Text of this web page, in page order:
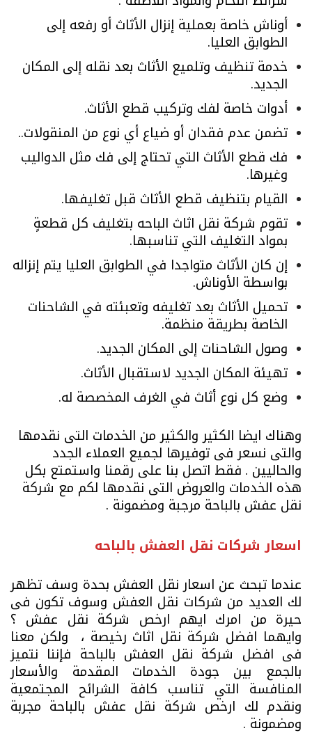
أوناش خاصة بعملية إنزال الأثاث أو رفعه إلى
الطوابق العليا.
خدمة تنظيف وتلميع الأثاث بعد نقله إلى المكان
الجديد.
أدوات خاصة لفك وتركيب قطع الأثاث.
تضمن عدم فقدان أو ضياع أي نوع من المنقولات..
فك قطع الأثاث التي تحتاج إلى فك مثل الدواليب
وغيرها.
القيام بتنظيف قطع الأثاث قبل تغليفها.
تقوم شركة نقل اثاث الباحه بتغليف كل قطعةٍ
بمواد التغليف التي تناسبها.
إن كان الأثاث متواجدا في الطوابق العليا يتم إنزاله
بواسطة الأوناش.
تحميل الأثاث بعد تغليفه وتعبئته في الشاحنات
الخاصة بطريقة منظمة.
وصول الشاحنات إلى المكان الجديد.
تهيئة المكان الجديد لاستقبال الأثاث.
وضع كل نوع أثاث في الغرف المخصصة له.
وهناك ايضا الكثير والكثير من الخدمات التى نقدمها
والتى نسعر فى توفيرها لجميع العملاء الجدد
والحاليين . فقط اتصل بنا على رقمنا واستمتع بكل
هذه الخدمات والعروض التى نقدمها لكم مع شركة
نقل عفش بالباحة مرجبة ومضمونة .
اسعار شركات نقل العفش بالباحه
عندما تبحث عن اسعار نقل العفش بحدة وسف تظهر
لك العديد من شركات نقل العفش وسوف تكون فى
حيرة من امرك ايهم ارخص شركة نقل عفش ؟
وايهما افضل شركة نقل اثاث رخيصة ، ولكن معنا
فى افضل شركة نقل العفش بالباحة فإننا نتميز
بالجمع بين جودة الخدمات المقدمة والأسعار
المنافسة التي تناسب كافة الشرائح المجتمعية
ونقدم لك ارخص شركة نقل عفش بالباحة مجربة
ومضمونة .